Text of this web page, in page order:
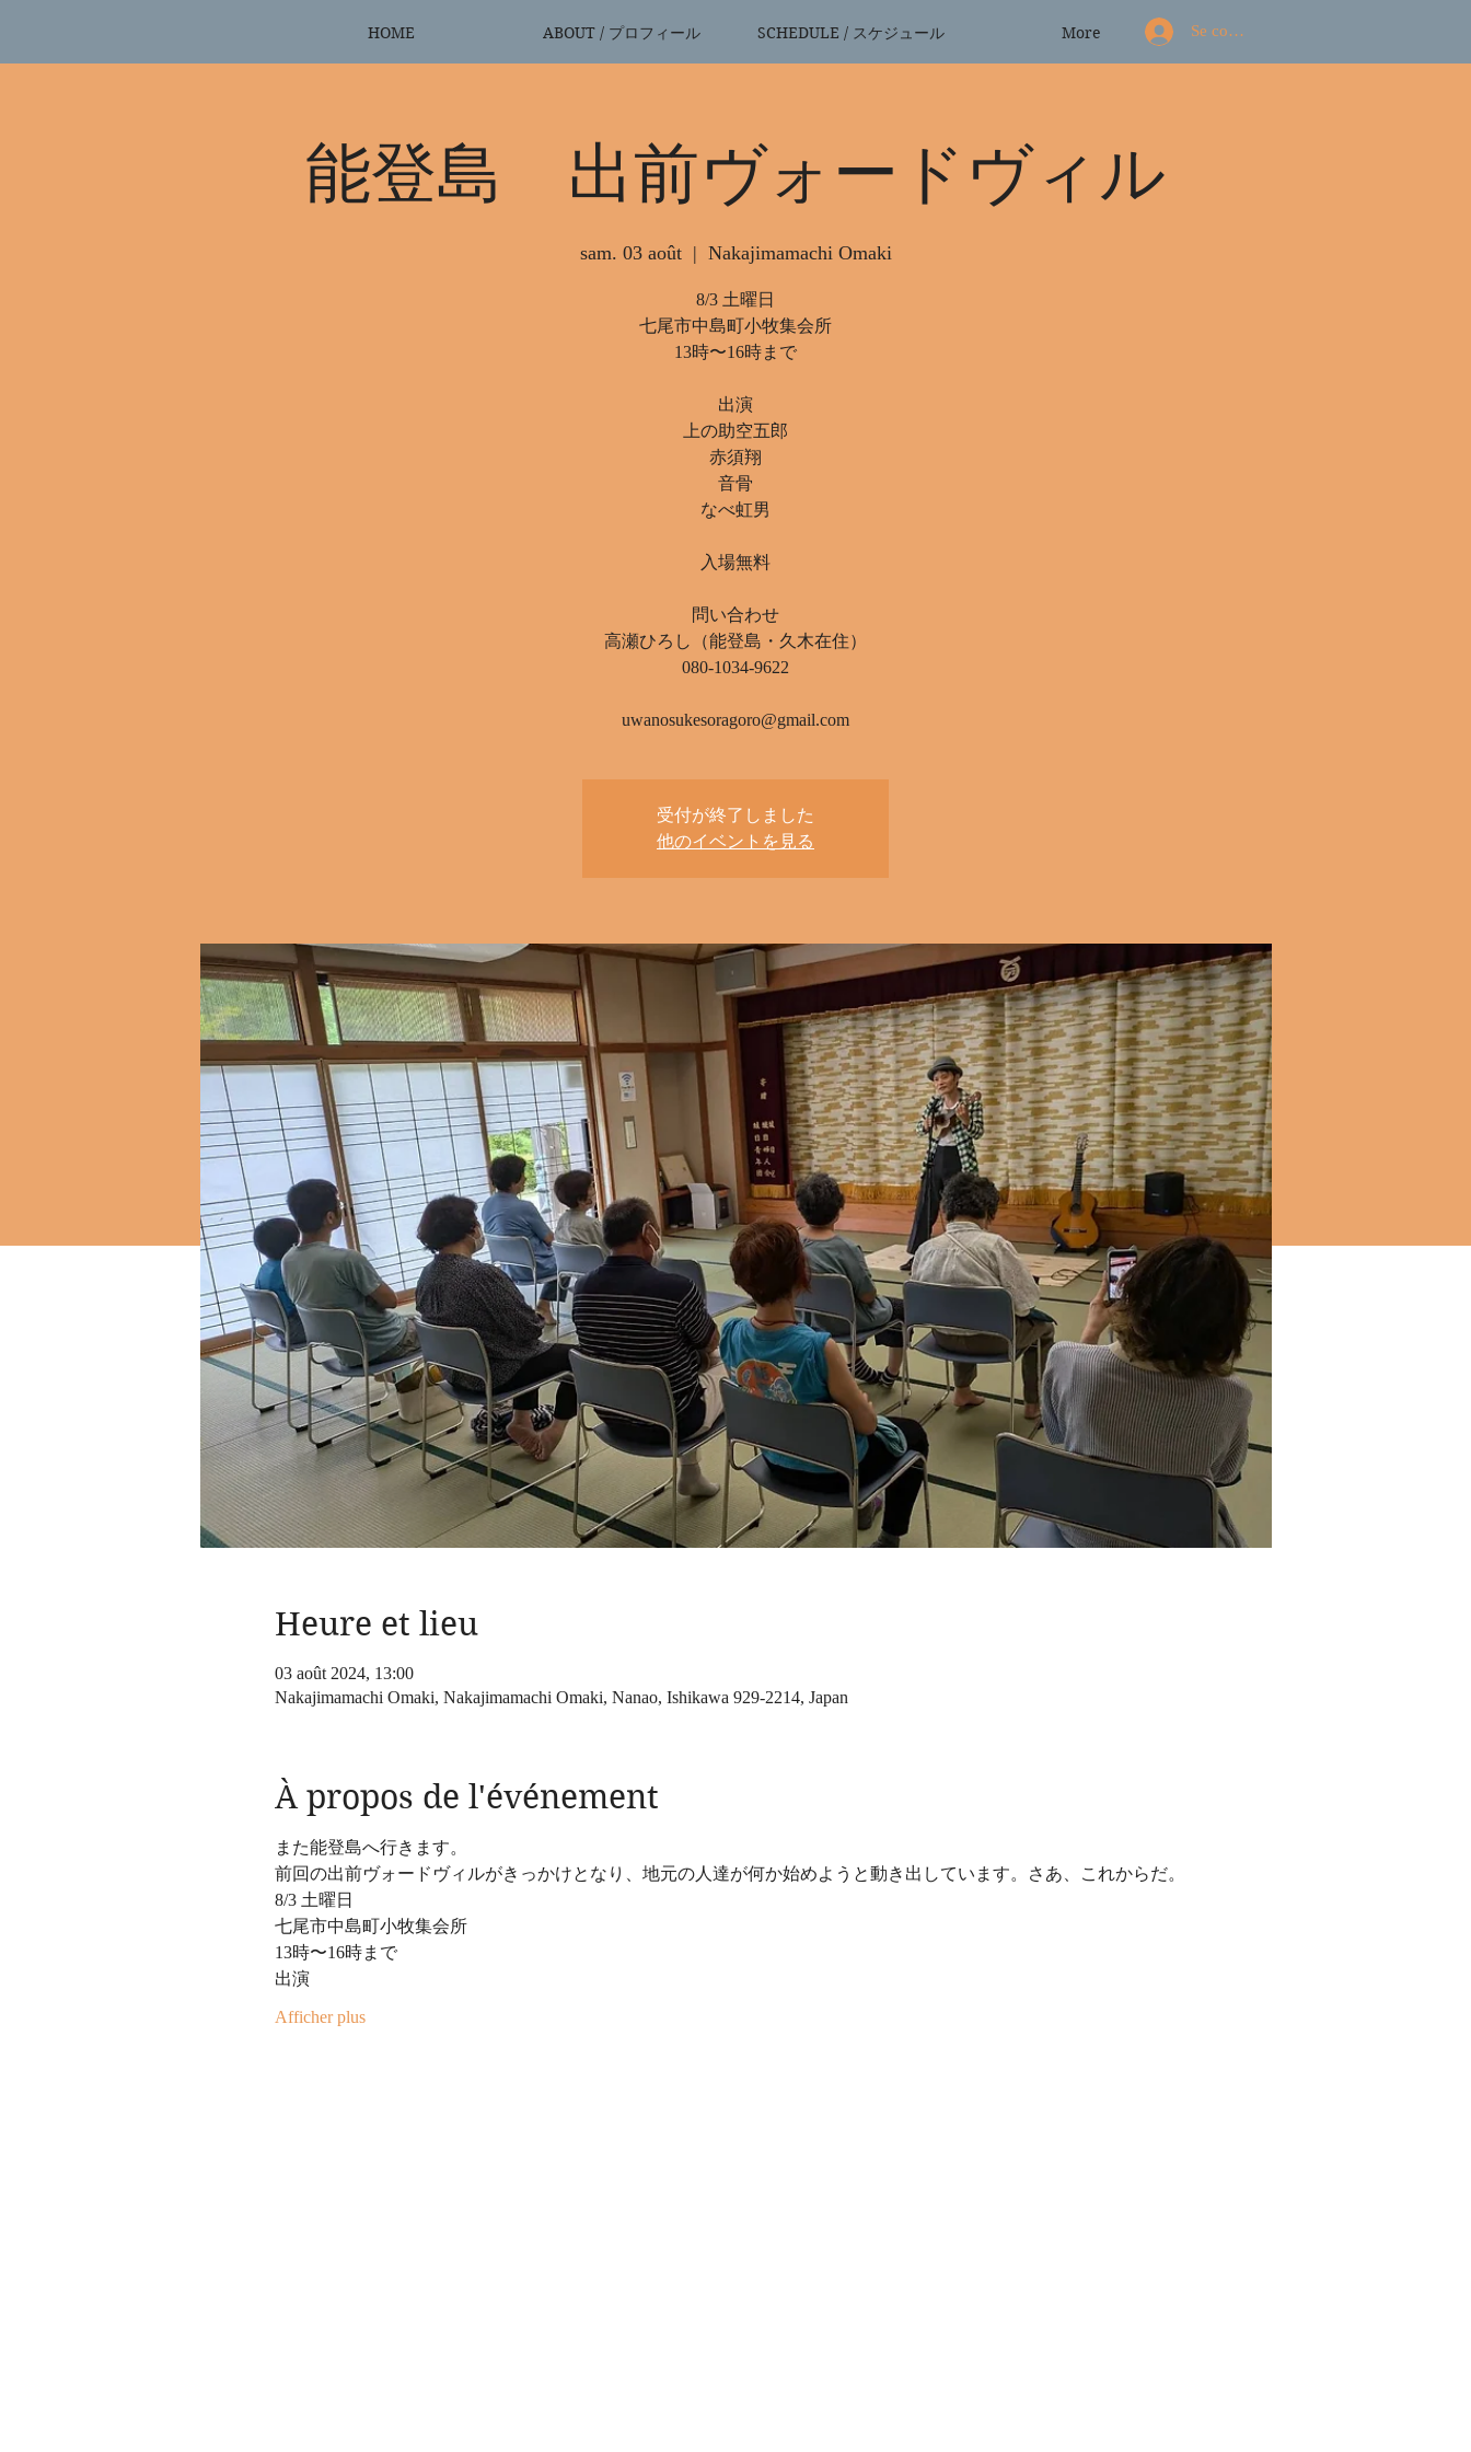
HOME ABOUT / プロフィール SCHEDULE / スケジュール More Se connecter
能登島 出前ヴォードヴィル
sam. 03 août
  |
Nakajimamachi Omaki
8/3 土曜日
七尾市中島町小牧集会所
13時〜16時まで
出演
上の助空五郎
赤須翔
音骨
なべ虹男
入場無料
問い合わせ
高瀬ひろし（能登島・久木在住）
080-1034-9622
uwanosukesoragoro@gmail.com
受付が終了しました
他のイベントを見る
Heure et lieu
03 août 2024, 13:00
Nakajimamachi Omaki, Nakajimamachi Omaki, Nanao, Ishikawa 929-2214, Japan
À propos de l'événement
また能登島へ行きます。
前回の出前ヴォードヴィルがきっかけとなり、地元の人達が何か始めようと動き出しています。さあ、これからだ。
8/3 土曜日
七尾市中島町小牧集会所
13時〜16時まで
出演
Afficher plus